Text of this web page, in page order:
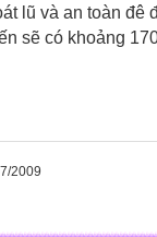
lũ và an toàn đê
sẽ có khoảng
2009